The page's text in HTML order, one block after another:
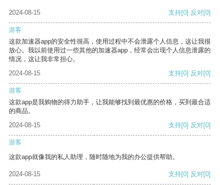
2024-08-15 支持[0] 反对[0]
游客
这款加速器app的安全性很高，使用过程中不会泄露个人信息，这让我很
放心。我以前使用过一些其他的加速器app，经常会出现个人信息泄露的
情况，这让我非常担心。
2024-08-15
支持[0] 反对[0]
游客
这款app是我购物的得力助手，让我能够找到最优惠的价格，买到最合适
的商品。
2024-08-15
支持[0] 反对[0]
游客
这款app就像我的私人助理，随时随地为我的办公提供帮助。
2024-08-15 支持[0] 反对[0]